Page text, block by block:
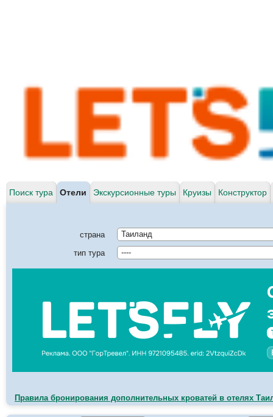
Поиск тура Отели Экскурсионные туры Круизы Конструктор
страна
Таиланд
тип тура
----
Правила бронирования дополнительных кроватей в отелях